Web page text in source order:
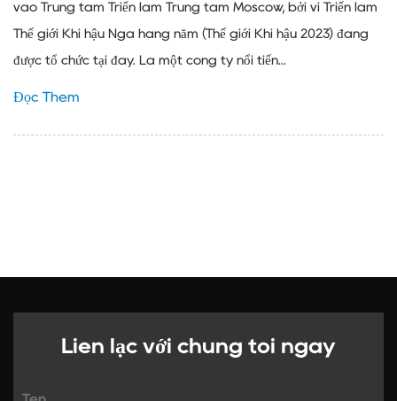
vào Trung tâm Triển lãm Trung tâm Moscow, bởi vì Triển lãm
Thế giới Khí hậu Nga hàng năm (Thế giới Khí hậu 2023) đang
được tổ chức tại đây. Là một công ty nổi tiến...
Đọc Thêm
Liên lạc với chúng tôi ngay